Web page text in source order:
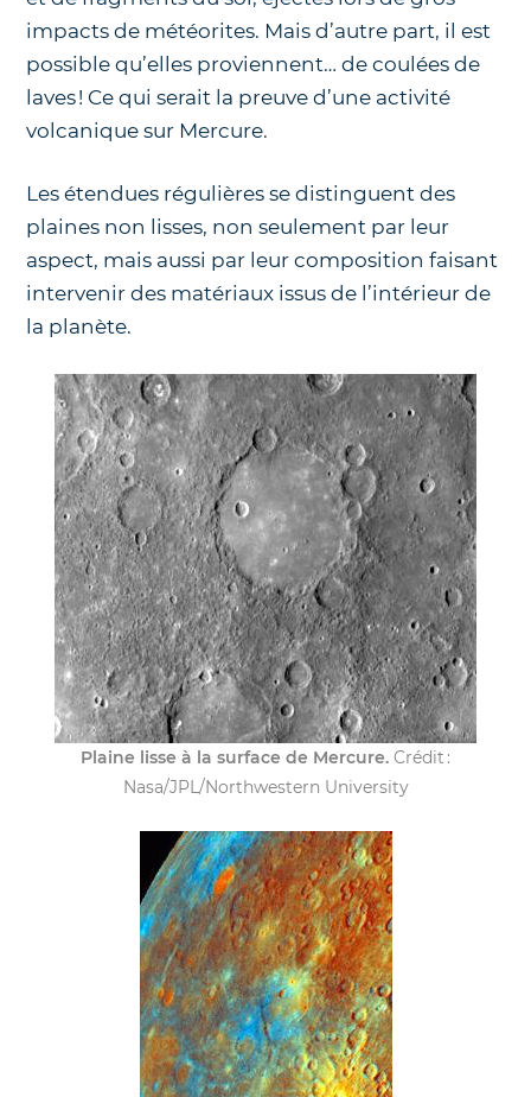
impacts de météorites. Mais d’autre part, il est
possible qu’elles proviennent… de coulées de
laves ! Ce qui serait la preuve d’une activité
volcanique sur Mercure.
Les étendues régulières se distinguent des
plaines non lisses, non seulement par leur
aspect, mais aussi par leur composition faisant
intervenir des matériaux issus de l’intérieur de
la planète.
Plaine lisse à la surface de Mercure. Crédit :
Nasa/JPL/Northwestern University